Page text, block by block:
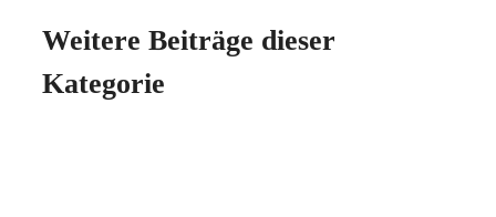
Weitere Beiträge dieser
Kategorie